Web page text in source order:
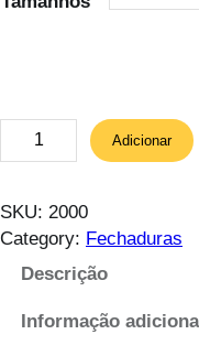
u
n
t
Adicionar
SKU: 2000
Category: Fechaduras
Descrição
Informação adicional